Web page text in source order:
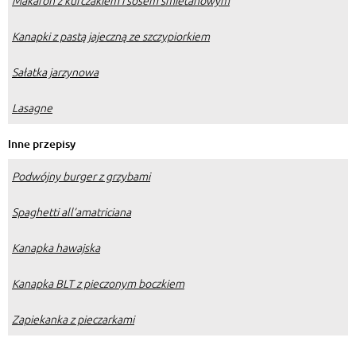
Kanapki z pastą jajeczną ze szczypiorkiem
Sałatka jarzynowa
Lasagne
Inne przepisy
Podwójny burger z grzybami
Spaghetti all’amatriciana
Kanapka hawajska
Kanapka BLT z pieczonym boczkiem
Zapiekanka z pieczarkami